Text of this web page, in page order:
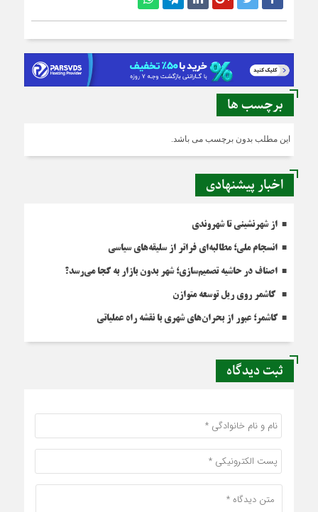
برچسب ها
این مطلب بدون برچسب می باشد.
اخبار پیشنهادی
از شهرنشینی تا شهروندی
انسجام ملی؛ مطالبه‌ای فراتر از سلیقه‌های سیاسی
اصناف در حاشیه تصمیم‌سازی؛ شهر بدون بازار به کجا می‌رسد؟
کاشمر روی ریل توسعه متوازن
کاشمر؛ عبور از بحران‌های شهری با نقشه راه عملیاتی
ثبت دیدگاه